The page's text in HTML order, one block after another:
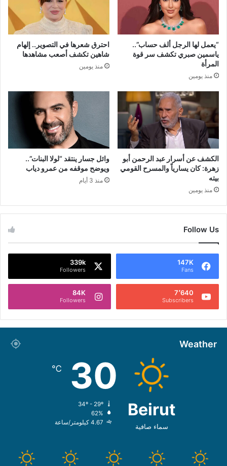
“يعمل لها الرجل ألف حساب”..
ياسمين صبري تكشف سر قوة
المرأة
منذ يومين
احترق شعرها في التصوير.. إلهام
شاهين تكشف أصعب مشاهدها
منذ يومين
الكشف عن أسرار عبد الرحمن أبو
زهرة: كان يسارياً والمسرح القومي
بيته
منذ يومين
وائل جسار ينتقد “لولا البنات”..
ويوضح موقفه من عمرو دياب
منذ 3 أيام
Follow Us
147K
Fans
339k
Followers
7٬640
Subscribers
84K
Followers
Weather
Beirut
سماء صافية
30
℃
62%
4.67 كيلومتر/ساعة